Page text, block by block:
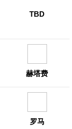
TBD
赫塔费
罗马